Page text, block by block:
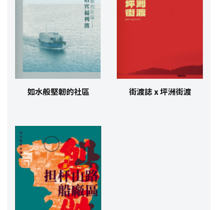
如水般堅韌的社區 街渡誌 x 坪洲街渡